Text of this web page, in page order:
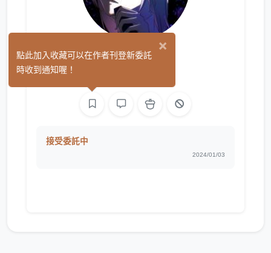
雪酪 (0)
接受委託中
2024/01/03
×
點此加入收藏可以在作者刊登新委託
時收到通知喔！